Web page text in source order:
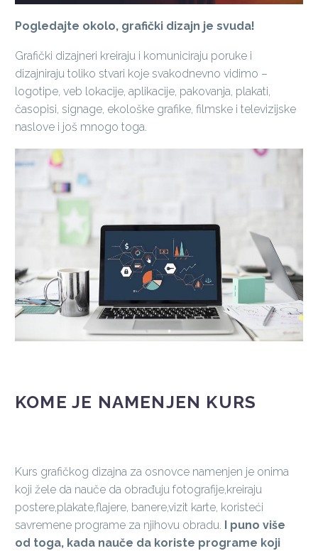
Pogledajte okolo, grafički dizajn je svuda!
Grafički dizajneri kreiraju i komuniciraju poruke i
dizajniraju toliko stvari koje svakodnevno vidimo –
logotipe, veb lokacije, aplikacije, pakovanja, plakati,
časopisi, signage, ekološke grafike, filmske i televizijske
naslove i još mnogo toga.
KOME JE NAMENJEN KURS
Kurs grafičkog dizajna za osnovce namenjen je onima
koji žele da nauče da obrađuju fotografije,kreiraju
postere,plakate,flajere, banere,vizit karte, koristeći
savremene programe za njihovu obradu. I puno više
od toga, kada nauče da koriste programe koji